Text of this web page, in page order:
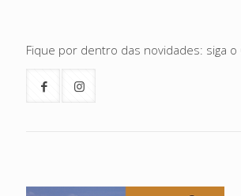
Fique por dentro das novidades: siga o